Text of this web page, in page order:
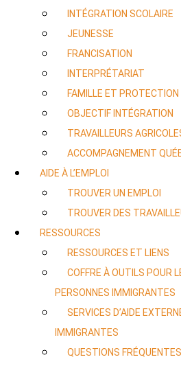
INTÉGRATION SCOLAIRE
JEUNESSE
FRANCISATION
INTERPRÉTARIAT
FAMILLE ET
OBJECTIF INTÉGRATION
TRAVAILLEURS
ACCOMPAGNEMENT
AIDE À L’EMPLOI
TROUVER UN EMPLOI
TROUVER DES
RESSOURCES
RESSOURCES ET LIENS
COFFRE À OUTILS POUR
PERSONNES IMMIGRANTES
SERVICES D’AIDE
IMMIGRANTES
QUESTIONS FRÉQUENTES